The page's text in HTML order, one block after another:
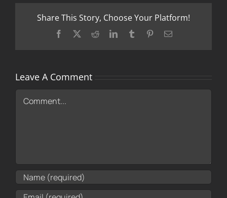
Share This Story, Choose Your Platform!
Facebook RedditLinkedInTumblr PinterestEmail
Leave A Comment
Comment